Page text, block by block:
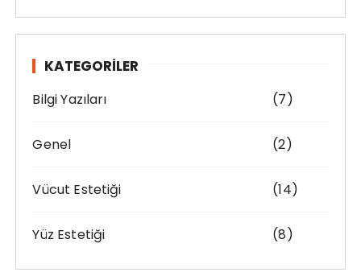
r
h
o
:
KATEGORILER
Bilgi Yazıları (7)
Genel (2)
Vücut Estetiği (14)
Yüz Estetiği (8)